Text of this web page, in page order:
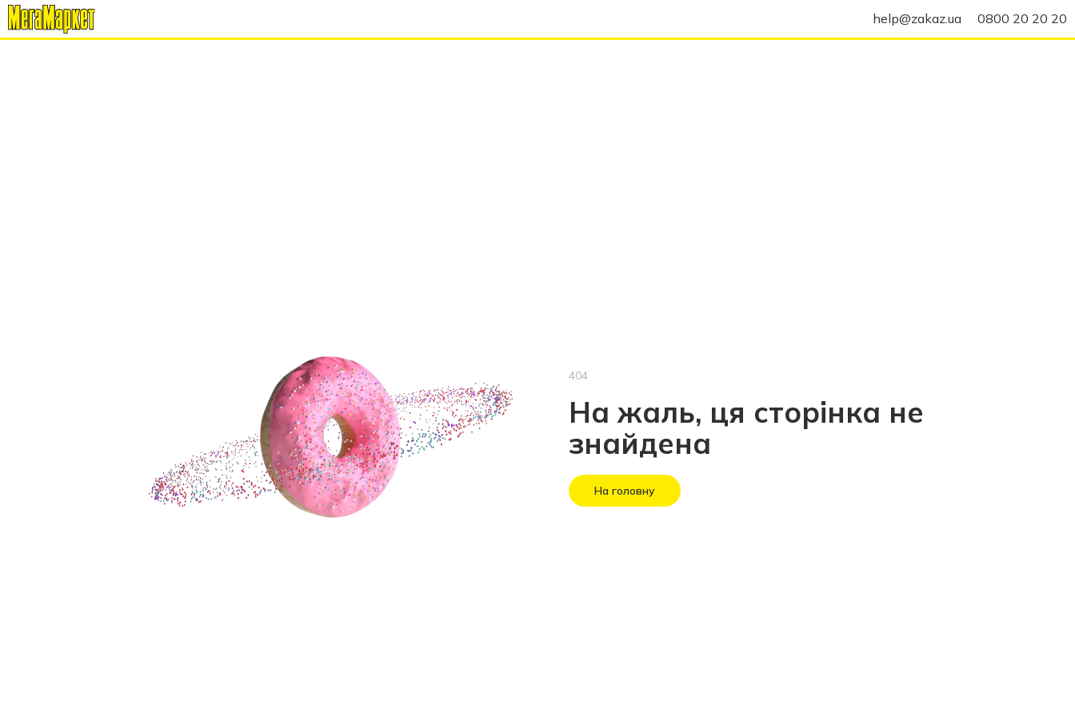
help@zakaz.ua 0800 20 20 20
404
На жаль, ця сторінка не
знайдена
На головну